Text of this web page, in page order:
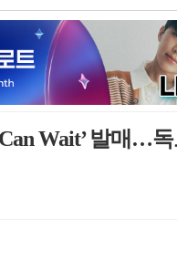
Wait’ 발매…